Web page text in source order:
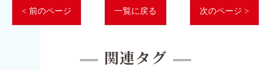
< 前のページ 一覧に戻る 次のページ >
関連タグ